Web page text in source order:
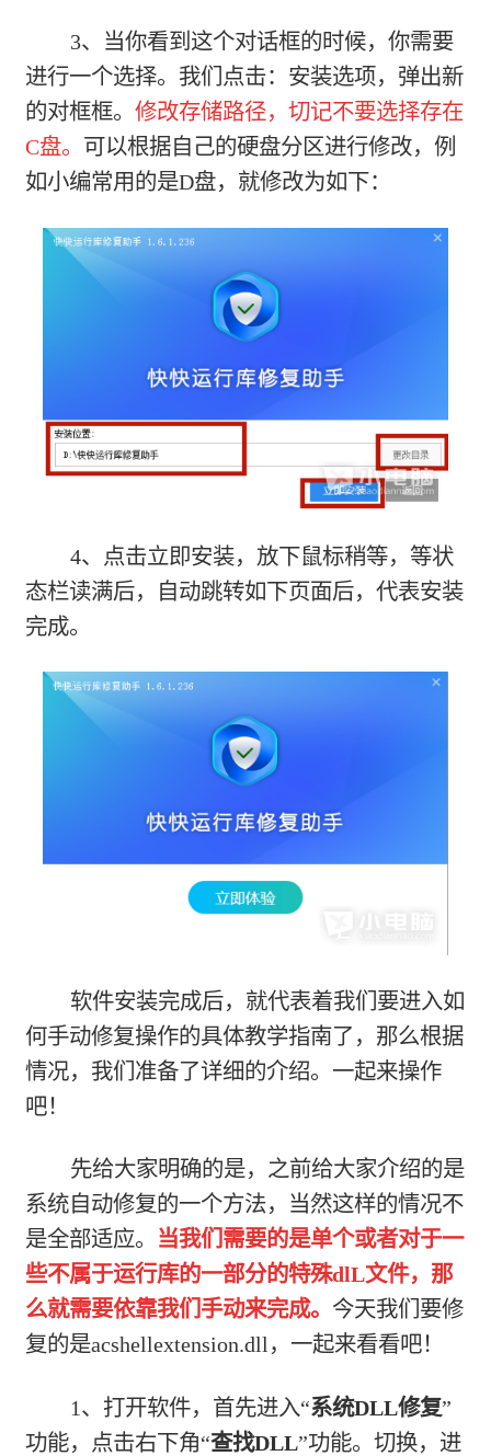
3、当你看到这个对话框的时候，你需要
进行一个选择。我们点击：安装选项，弹出新
的对框框。修改存储路径，切记不要选择存在
C盘。 可以根据自己的硬盘分区进行修改，例
如小编常用的是D盘，就修改为如下：
4、点击立即安装，放下鼠标稍等，等状
态栏读满后，自动跳转如下页面后，代表安装
完成。
软件安装完成后，就代表着我们要进入如
何手动修复操作的具体教学指南了，那么根据
情况，我们准备了详细的介绍。一起来操作
吧！
先给大家明确的是，之前给大家介绍的是
系统自动修复的一个方法，当然这样的情况不
是全部适应。 当我们需要的是单个或者对于一
些不属于运行库的一部分的特殊dlL文件，那
么就需要依靠我们手动来完成。 今天我们要修
复的是acshellextension.dll，一起来看看吧！
1、打开软件，首先进入“系统DLL修复”
功能，点击右下角“查找DLL”功能。切换，进